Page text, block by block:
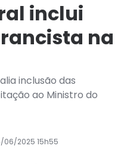
inclui
na
inclusão das
ao Ministro do
06/2025 15h55